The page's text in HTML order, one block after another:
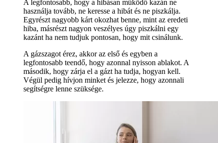
A legfontosabb, hogy a hibásan működő kazán ne
használja tovább, ne keresse a hibát és ne piszkálja.
Egyrészt nagyobb kárt okozhat benne, mint az eredeti
hiba, másrészt nagyon veszélyes úgy piszkálni egy
kazánt ha nem tudjuk pontosan, hogy mit csinálunk.
A gázszagot érez, akkor az első és egyben a
legfontosabb teendő, hogy azonnal nyisson ablakot. A
második, hogy zárja el a gázt ha tudja, hogyan kell.
Végül pedig hívjon minket és jelezze, hogy azonnali
segítségre lenne szüksége.